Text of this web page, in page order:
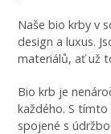
Naše bio krby v
design a luxus.
materiálů, ať už
Bio krb je
každého. S
spojené s